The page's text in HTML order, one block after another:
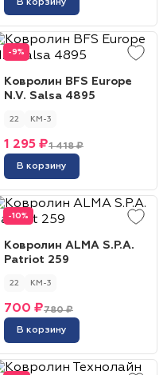
В корзину
-9%
Ковролин BFS Europe
N.V. Salsa 4895
22 КМ-3
1 418 ₽
1 295 ₽
В корзину
-10%
Ковролин ALMA S.P.A.
Patriot 259
22 КМ-3
780 ₽
700 ₽
В корзину